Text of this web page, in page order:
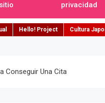
sitio privacidad
Hello! Project Cultura
Conseguir Una Cita